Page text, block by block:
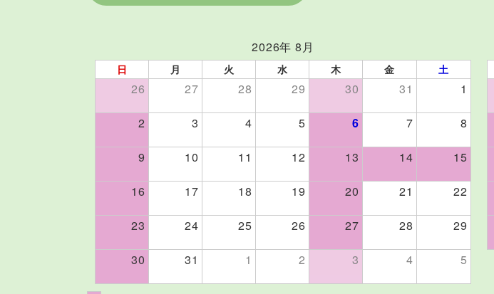
2026年 8月
日 月 火 水 木 金 土
26 27 28 29 30 31 1
2 3 4 5 6 7 8
9 10 11 12 13 14 15
16 17 18 19 20 21 22
23 24 25 26 27 28 29
30 31 1 2 3 4 5